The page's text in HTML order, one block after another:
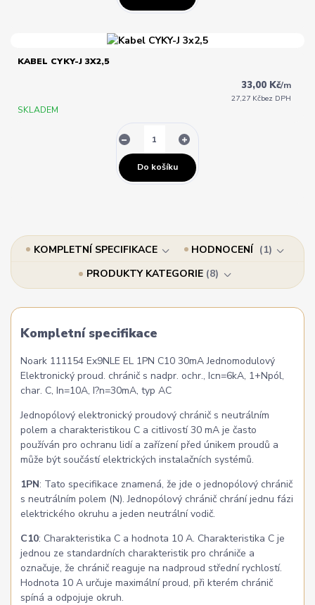
KABEL CYKY-J 3X2,5
33,00 Kč/m
27,27 Kčbez DPH
SKLADEM
Do košíku
KOMPLETNÍ SPECIFIKACE HODNOCENÍ
1
PRODUKTY KATEGORIE 8
Kompletní specifikace
Noark 111154 Ex9NLE EL 1PN C10 30mA Jednomodulový
Elektronický proud. chránič s nadpr. ochr., Icn=6kA, 1+Npól,
char. C, In=10A, I?n=30mA, typ AC
Jednopólový elektronický proudový chránič s neutrálním
polem a charakteristikou C a citlivostí 30 mA je často
používán pro ochranu lidí a zařízení před únikem proudů a
může být součástí elektrických instalačních systémů.
1PN: Tato specifikace znamená, že jde o jednopólový chránič
s neutrálním polem (N). Jednopólový chránič chrání jednu fázi
elektrického okruhu a jeden neutrální vodič.
C10: Charakteristika C a hodnota 10 A. Charakteristika C je
jednou ze standardních charakteristik pro chrániče a
označuje, že chránič reaguje na nadproud střední rychlostí.
Hodnota 10 A určuje maximální proud, při kterém chránič
spíná a odpojuje okruh.